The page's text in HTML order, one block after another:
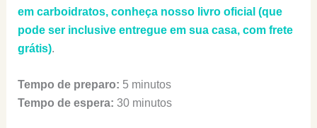
em carboidratos, conheça nosso livro oficial (que
pode ser inclusive entregue em sua casa, com frete
grátis).
Tempo de preparo: 5 minutos
Tempo de espera: 30 minutos